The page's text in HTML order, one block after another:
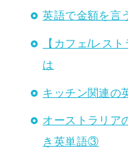
英語で金額を言
【カフェ/レス
は
キッチン関連の
オーストラリア
き英単語③